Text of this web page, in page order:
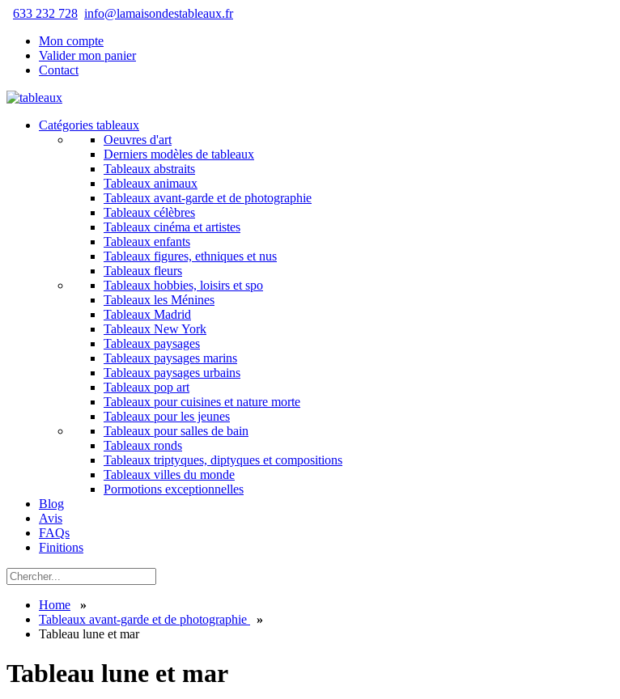
633 232 728 info@lamaisondestableaux.fr
Mon compte
Valider mon panier
Contact
Catégories tableaux
Oeuvres d'art
Derniers modèles de tableaux
Tableaux abstraits
Tableaux animaux
Tableaux avant-garde et de photographie
Tableaux célèbres
Tableaux cinéma et artistes
Tableaux enfants
Tableaux figures, ethniques et nus
Tableaux fleurs
Tableaux hobbies, loisirs et spo
Tableaux les Ménines
Tableaux Madrid
Tableaux New York
Tableaux paysages
Tableaux paysages marins
Tableaux paysages urbains
Tableaux pop art
Tableaux pour cuisines et nature morte
Tableaux pour les jeunes
Tableaux pour salles de bain
Tableaux ronds
Tableaux triptyques, diptyques et compositions
Tableaux villes du monde
Pormotions exceptionnelles
Blog
Avis
FAQs
Finitions
Home
»
Tableaux avant-garde et de photographie
»
Tableau lune et mar
Tableau lune et mar